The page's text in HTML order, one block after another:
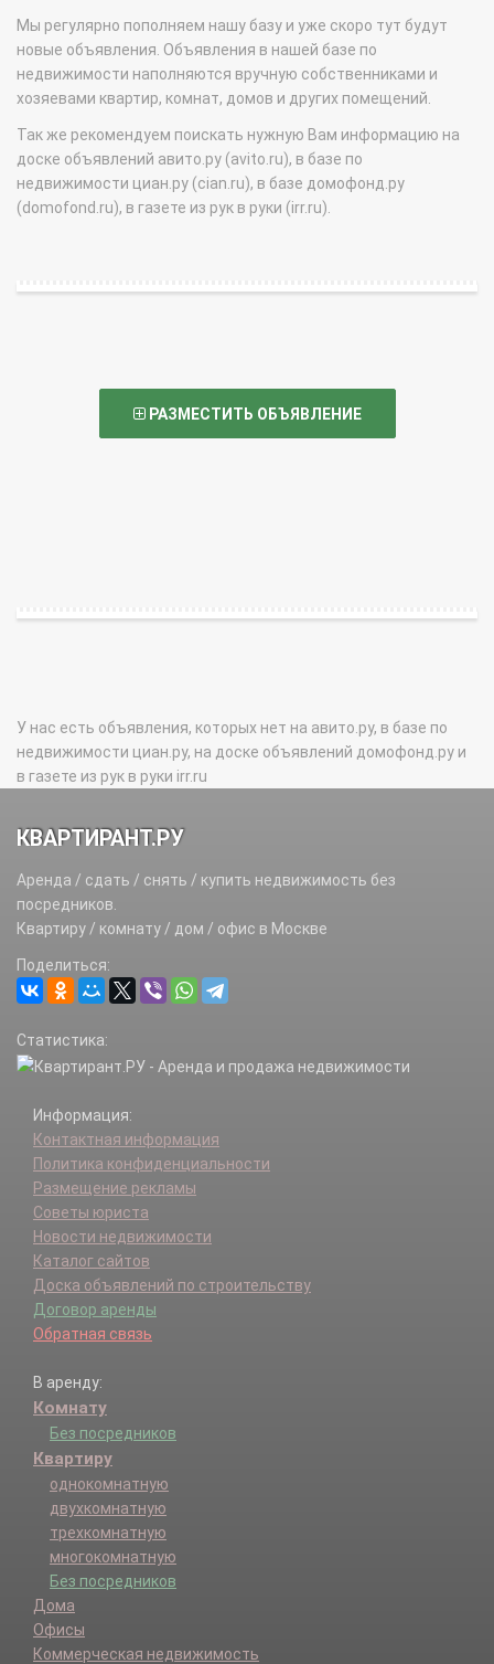
Мы регулярно пополняем нашу базу и уже скоро тут будут
новые объявления. Объявления в нашей базе по
недвижимости наполняются вручную собственниками и
хозяевами квартир, комнат, домов и других помещений.
Так же рекомендуем поискать нужную Вам информацию на
доске объявлений авито.ру (avito.ru), в базе по
недвижимости циан.ру (cian.ru), в базе домофонд.ру
(domofond.ru), в газете из рук в руки (irr.ru).
РАЗМЕСТИТЬ ОБЪЯВЛЕНИЕ
У нас есть объявления, которых нет на авито.ру, в базе по
недвижимости циан.ру, на доске объявлений домофонд.ру и
в газете из рук в руки irr.ru
КВАРТИРАНТ.РУ
Аренда / сдать / снять / купить недвижимость без
посредников.
Квартиру / комнату / дом / офис в Москве
Поделиться:
Статистика:
Информация:
Контактная информация
Политика конфиденциальности
Размещение рекламы
Советы юриста
Новости недвижимости
Каталог сайтов
Доска объявлений по строительству
Договор аренды
Обратная связь
В аренду:
Комнату
Без посредников
Квартиру
однокомнатную
двухкомнатную
трехкомнатную
многокомнатную
Без посредников
Дома
Офисы
Коммерческая недвижимость